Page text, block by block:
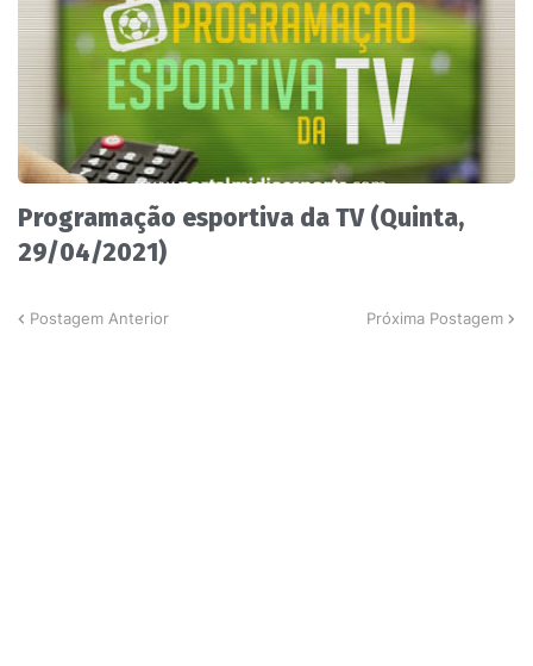
Programação esportiva da TV (Quinta,
29/04/2021)
Postagem Anterior Próxima Postagem